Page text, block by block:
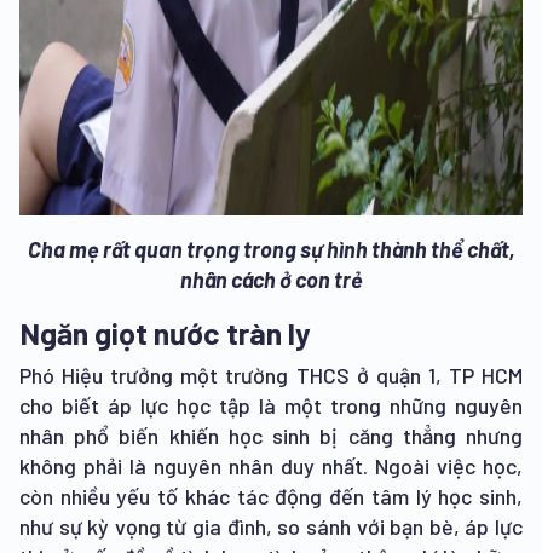
Cha mẹ rất quan trọng trong sự hình thành thể chất,
nhân cách ở con trẻ
Ngăn giọt nước tràn ly
Phó Hiệu trưởng một trường THCS ở quận 1, TP HCM
cho biết áp lực học tập là một trong những nguyên
nhân phổ biến khiến học sinh bị căng thẳng nhưng
không phải là nguyên nhân duy nhất. Ngoài việc học,
còn nhiều yếu tố khác tác động đến tâm lý học sinh,
như sự kỳ vọng từ gia đình, so sánh với bạn bè, áp lực